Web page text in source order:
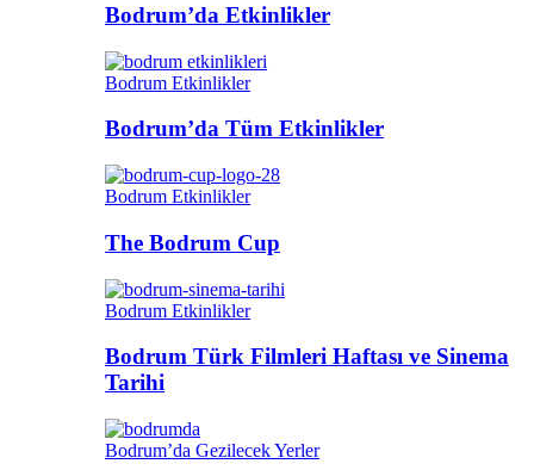
Bodrum’da Etkinlikler
Bodrum Etkinlikler
Bodrum’da Tüm Etkinlikler
Bodrum Etkinlikler
The Bodrum Cup
Bodrum Etkinlikler
Bodrum Türk Filmleri Haftası ve Sinema
Tarihi
Bodrum’da Gezilecek Yerler